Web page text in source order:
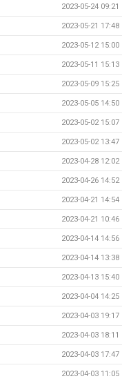
2023-05-24 09:21
2023-05-21 17:48
2023-05-12 15:00
2023-05-11 15:13
2023-05-09 15:25
2023-05-05 14:50
2023-05-02 15:07
2023-05-02 13:47
2023-04-28 12:02
2023-04-26 14:52
2023-04-21 14:54
2023-04-21 10:46
2023-04-14 14:56
2023-04-14 13:38
2023-04-13 15:40
2023-04-04 14:25
2023-04-03 19:17
2023-04-03 18:11
2023-04-03 17:47
2023-04-03 11:05